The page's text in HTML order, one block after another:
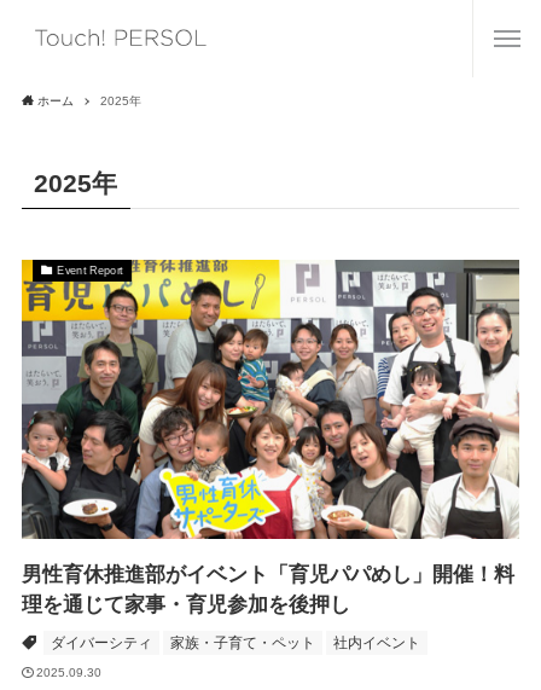
ホーム 2025年
2025年
Event Report
男性育休推進部がイベント「育児パパめし」開催！料
理を通じて家事・育児参加を後押し
ダイバーシティ 家族・子育て・ペット 社内イベント
2025.09.30